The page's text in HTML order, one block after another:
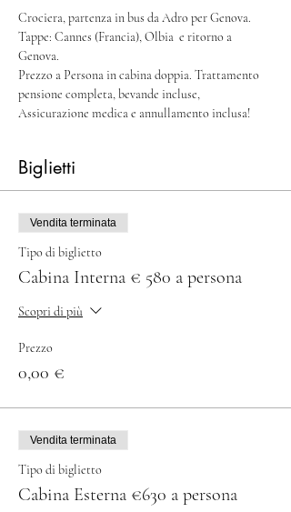
Crociera, partenza in bus da Adro per Genova.
Tappe: Cannes (Francia), Olbia  e ritorno a
Genova.
Prezzo a Persona in cabina doppia. Trattamento
pensione completa, bevande incluse,
Assicurazione medica e annullamento inclusa!
Biglietti
Vendita terminata
Tipo di biglietto
Cabina Interna € 580 a persona
Scopri di più
Prezzo
0,00 €
Vendita terminata
Tipo di biglietto
Cabina Esterna €630 a persona